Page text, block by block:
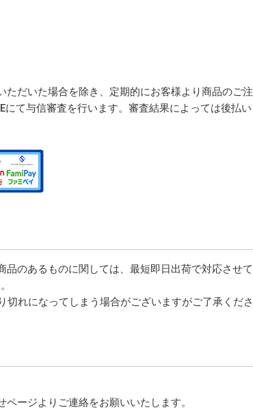
だいた場合を除き、定期的にお客様より商品のご
て与信審査を行います。審査結果によっては後払
のあるものに関しては、最短即日出荷で対応させて
れになってしまう場合がございますがご了承くださ
ージよりご連絡をお願いいたします。